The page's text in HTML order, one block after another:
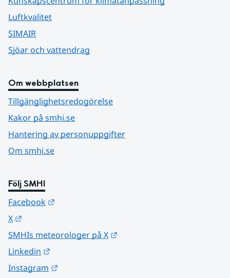
Luftkvalitet
SIMAIR
Sjöar och vattendrag
Om webbplatsen
Tillgänglighetsredogörelse
Kakor på smhi.se
Hantering av personuppgifter
Om smhi.se
Följ SMHI
Facebook
X
SMHIs meteorologer på X
Linkedin
Instagram